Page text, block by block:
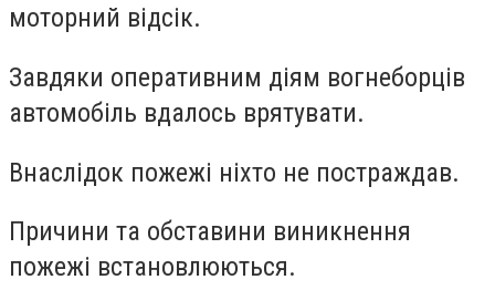
моторний відсік.
Завдяки оперативним діям вогнеборців
автомобіль вдалось врятувати.
Внаслідок пожежі ніхто не постраждав.
Причини та обставини виникнення
пожежі встановлюються.